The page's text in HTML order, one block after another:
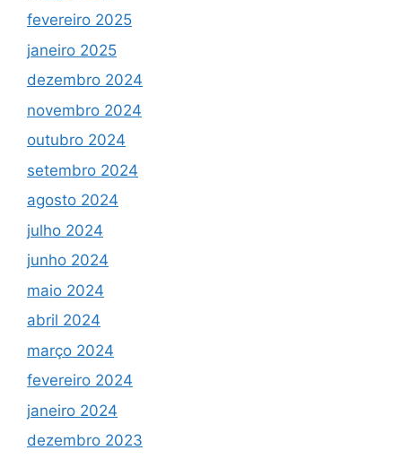
fevereiro 2025
janeiro 2025
dezembro 2024
novembro 2024
outubro 2024
setembro 2024
agosto 2024
julho 2024
junho 2024
maio 2024
abril 2024
março 2024
fevereiro 2024
janeiro 2024
dezembro 2023